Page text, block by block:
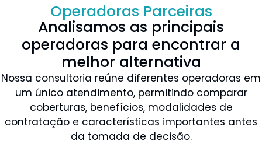
Operadoras Parceiras
Analisamos as principais
operadoras para encontrar a
melhor alternativa
Nossa consultoria reúne diferentes operadoras em
um único atendimento, permitindo comparar
coberturas, benefícios, modalidades de
contratação e características importantes antes
da tomada de decisão.